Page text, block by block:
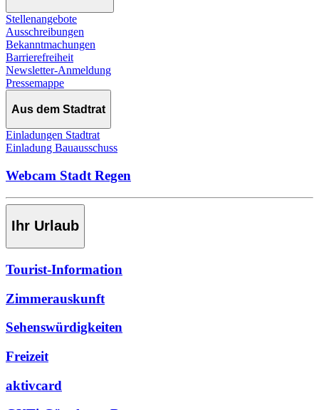
Stellenangebote
Ausschreibungen
Bekanntmachungen
Barrierefreiheit
Newsletter-Anmeldung
Pressemappe
Aus dem Stadtrat
Einladungen Stadtrat
Einladung Bauausschuss
Webcam Stadt Regen
Ihr Urlaub
Tourist-Information
Zimmerauskunft
Sehenswürdigkeiten
Freizeit
aktivcard